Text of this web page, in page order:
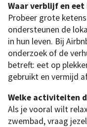
Waar verblijf en eet
Probeer grote
ondersteunen de
in hun leven. Bij
onderzoek of de
betreft: eet op
gebruikt en vermijd
Welke activiteiten
Als je vooral wilt
zwembad, vraag